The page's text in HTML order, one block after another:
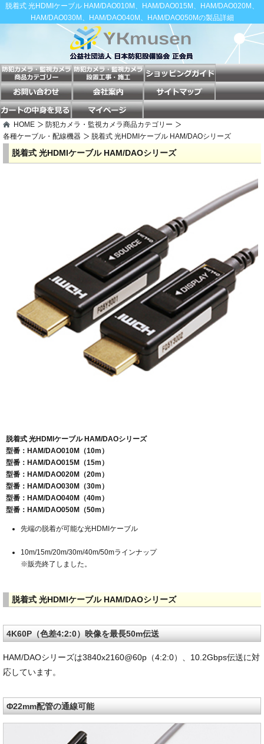
脱着式 光HDMIケーブル HAM/DAO010M、HAM/DAO015M、HAM/DAO020M、
HAM/DAO030M、HAM/DAO040M、HAM/DAO050Mの製品詳細
HOME
防犯カメラ・監視カメラ商品カテゴリー
各種ケーブル・配線機器
脱着式 光HDMIケーブル HAM/DAOシリーズ
脱着式 光HDMIケーブル HAM/DAOシリーズ
脱着式 光HDMIケーブル HAM/DAOシリーズ
型番：HAM/DAO010M（10m）
型番：HAM/DAO015M（15m）
型番：HAM/DAO020M（20m）
型番：HAM/DAO030M（30m）
型番：HAM/DAO040M（40m）
型番：HAM/DAO050M（50m）
先端の脱着が可能な光HDMIケーブル
10m/15m/20m/30m/40m/50mラインナップ
※販売終了しました。
脱着式 光HDMIケーブル HAM/DAOシリーズ
4K60P（色差4:2:0）映像を最長50m伝送
HAM/DAOシリーズは3840x2160@60p（4:2:0）、10.2Gbps伝送に対
応しています。
Φ22mm配管の通線可能